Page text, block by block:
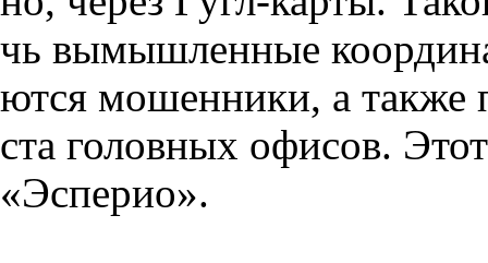
чь вымышленные
ются мошенники, а также
ста головных офисов.
«Эсперио».